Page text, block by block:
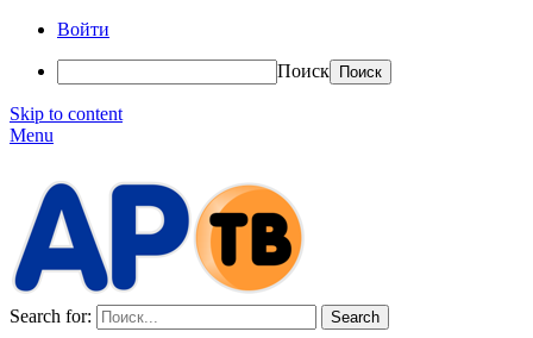
Войти
Поиск
Skip to content
Menu
Search for: